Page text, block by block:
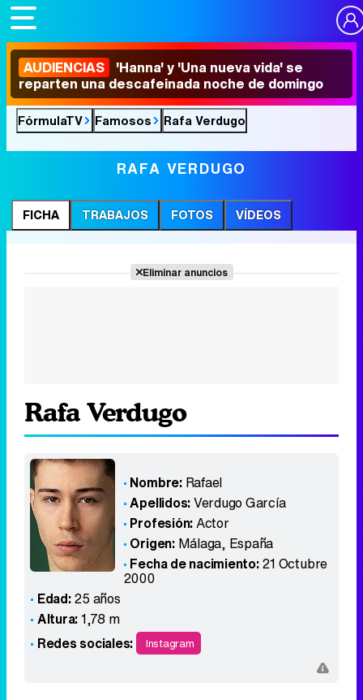
AUDIENCIAS 'Hanna' y 'Una nueva vida' se
reparten una descafeinada noche de domingo
FórmulaTV Famosos Rafa Verdugo
RAFA VERDUGO
FICHA TRABAJOS FOTOS VÍDEOS
Eliminar anuncios
Rafa Verdugo
Nombre: Rafael
Apellidos:Verdugo García
Profesión:Actor
Origen: Málaga, España
Fecha de nacimiento:21 Octubre
2000
Edad:25 años
Altura:1,78 m
Redes sociales:
Instagram